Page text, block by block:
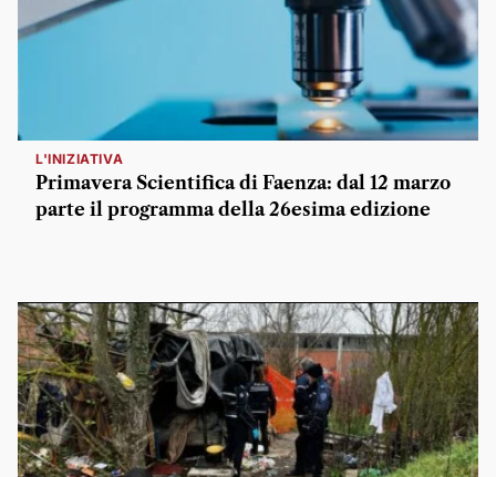
L'INIZIATIVA
Primavera Scientifica di Faenza: dal 12 marzo
parte il programma della 26esima edizione